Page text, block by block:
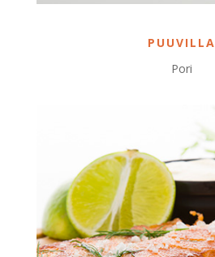
PUUVILLA
Pori